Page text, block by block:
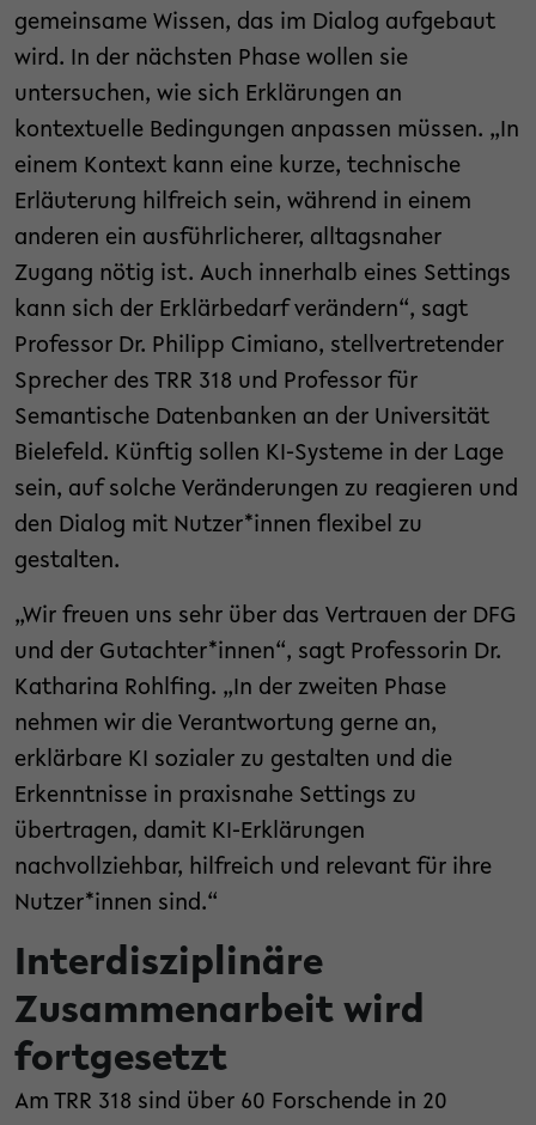
gemeinsame Wissen, das im Dialog aufgebaut
wird. In der nächsten Phase wollen sie
untersuchen, wie sich Erklärungen an
kontextuelle Bedingungen anpassen müssen. „In
einem Kontext kann eine kurze, technische
Erläuterung hilfreich sein, während in einem
anderen ein ausführlicherer, alltagsnaher
Zugang nötig ist. Auch innerhalb eines Settings
kann sich der Erklärbedarf verändern“, sagt
Professor Dr. Philipp Cimiano, stellvertretender
Sprecher des TRR 318 und Professor für
Semantische Datenbanken an der Universität
Bielefeld. Künftig sollen KI-Systeme in der Lage
sein, auf solche Veränderungen zu reagieren und
den Dialog mit Nutzer*innen flexibel zu
gestalten.
„Wir freuen uns sehr über das Vertrauen der DFG
und der Gutachter*innen“, sagt Professorin Dr.
Katharina Rohlfing. „In der zweiten Phase
nehmen wir die Verantwortung gerne an,
erklärbare KI sozialer zu gestalten und die
Erkenntnisse in praxisnahe Settings zu
übertragen, damit KI-Erklärungen
nachvollziehbar, hilfreich und relevant für ihre
Nutzer*innen sind.“
Interdisziplinäre
Zusammenarbeit wird
fortgesetzt
Am TRR 318 sind über 60 Forschende in 20